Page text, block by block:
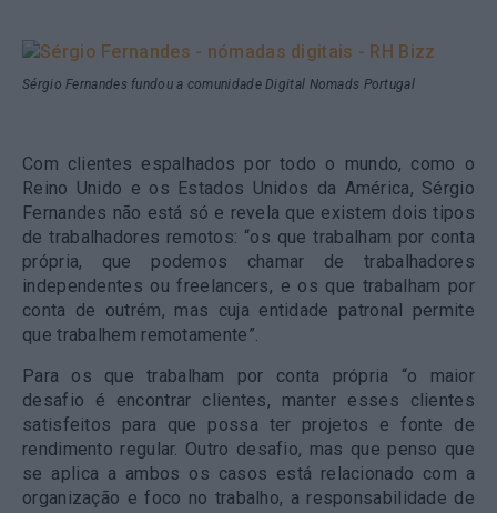
Sérgio Fernandes fundou a comunidade Digital Nomads Portugal
Com clientes espalhados por todo o mundo, como o
Reino Unido e os Estados Unidos da América, Sérgio
Fernandes não está só e revela que existem dois tipos
de trabalhadores remotos: “os que trabalham por conta
própria, que podemos chamar de trabalhadores
independentes ou freelancers, e os que trabalham por
conta de outrém, mas cuja entidade patronal permite
que trabalhem remotamente”.
Para os que trabalham por conta própria “o maior
desafio é encontrar clientes, manter esses clientes
satisfeitos para que possa ter projetos e fonte de
rendimento regular. Outro desafio, mas que penso que
se aplica a ambos os casos está relacionado com a
organização e foco no trabalho, a responsabilidade de